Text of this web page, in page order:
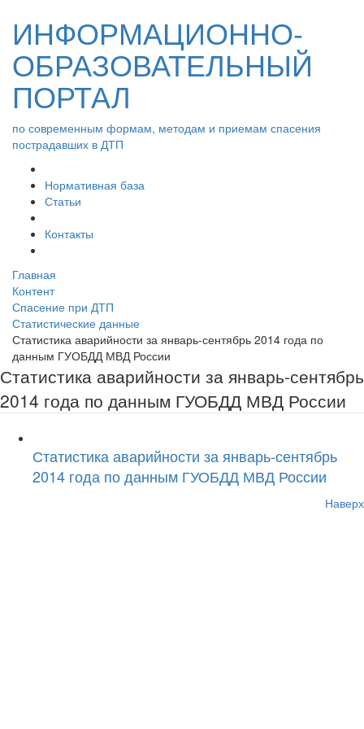
ИНФОРМАЦИОННО-
ОБРАЗОВАТЕЛЬНЫЙ
ПОРТАЛ
по современным формам, методам и приемам спасения
пострадавших в ДТП
Нормативная база
Статьи
Контакты
Главная
Контент
Спасение при ДТП
Статистические данные
Статистика аварийности за январь-сентябрь 2014 года по
данным ГУОБДД МВД России
Статистика аварийности за январь-сентябрь
2014 года по данным ГУОБДД МВД России
Статистика аварийности за январь-сентябрь
2014 года по данным ГУОБДД МВД России
Наверх